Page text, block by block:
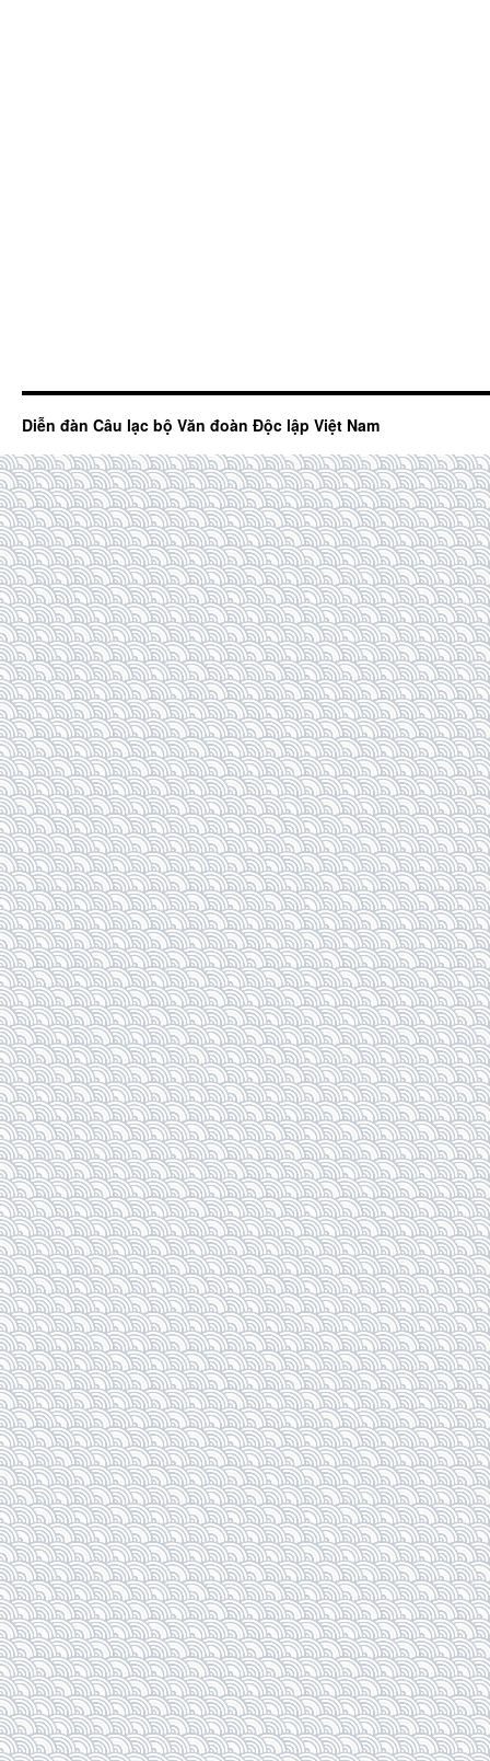
Diễn đàn Câu lạc bộ Văn đoàn Độc lập Việt Nam